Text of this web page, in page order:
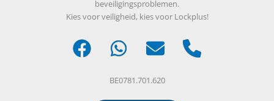
beveiligingsproblemen.
Kies voor veiligheid, kies voor Lockplus!
BE0781.701.620